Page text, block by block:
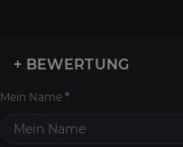
+ BEWERTUNG
Mein Name *